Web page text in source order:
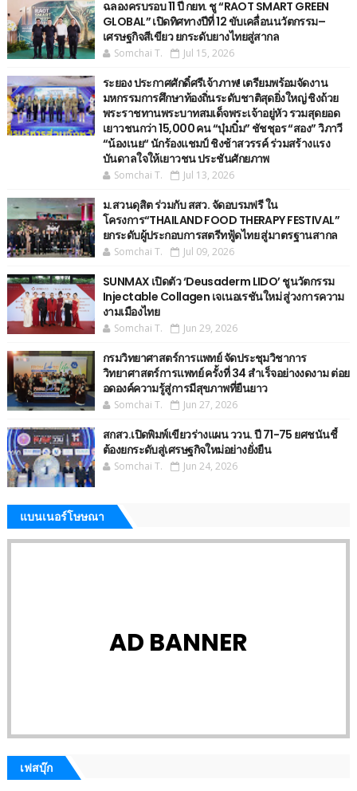
ฉลองครบรอบ 11 ปี กยท. ชู “RAOT SMART GREEN
GLOBAL” เปิดทิศทางปีที่ 12 ขับเคลื่อนนวัตกรรม–
เศรษฐกิจสีเขียว ยกระดับยางไทยสู่สากล
Somchai T. Jul 15, 2026
ระยอง ประกาศศักดิ์ศรีเจ้าภาพ! เตรียมพร้อมจัดงาน
มหกรรมการศึกษาท้องถิ่นระดับชาติสุดยิ่งใหญ่ ชิงถ้วย
พระราชทานพระบาทสมเด็จพระเจ้าอยู่หัว รวมสุดยอด
เยาวชนกว่า 15,000 คน “บุ๋มบิ๋ม” ชัชชุอร “สอง” วิภาวี
“น้องเนย“ นักร้องแชมป์ ชิงช้าสวรรค์ ร่วมสร้างแรง
บันดาลใจให้เยาวชน ประชันศักยภาพ
Somchai T. Jul 13, 2026
ม.สวนดุสิต ร่วมกับ สสว. จัดอบรมฟรี ใน
โครงการ“THAILAND FOOD THERAPY FESTIVAL”
ยกระดับผู้ประกอบการสตรีทฟู้ดไทย สู่มาตรฐานสากล
Somchai T. Jul 09, 2026
SUNMAX เปิดตัว ‘Deusaderm LIDO’ ชูนวัตกรรม
Injectable Collagen เจเนอเรชันใหม่ สู่วงการความ
งามเมืองไทย
Somchai T. Jun 29, 2026
กรมวิทยาศาสตร์การแพทย์ จัดประชุมวิชาการ
วิทยาศาสตร์การแพทย์ ครั้งที่ 34 สำเร็จอย่างงดงาม ต่อย
อดองค์ความรู้สู่การมีสุขภาพที่ยืนยาว
Somchai T. Jun 27, 2026
สกสว.เปิดพิมพ์เขียวร่างแผน ววน. ปี 71-75 ยศชนันชี้
ต้องยกระดับสู่เศรษฐกิจใหม่อย่างยั่งยืน
Somchai T. Jun 24, 2026
แบนเนอร์โษษณา
AD BANNER
เฟสบุ๊ก